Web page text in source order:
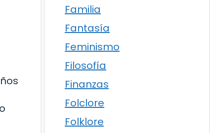
Familia
Fantasía
Feminismo
Filosofía
Finanzas
Folclore
Folklore